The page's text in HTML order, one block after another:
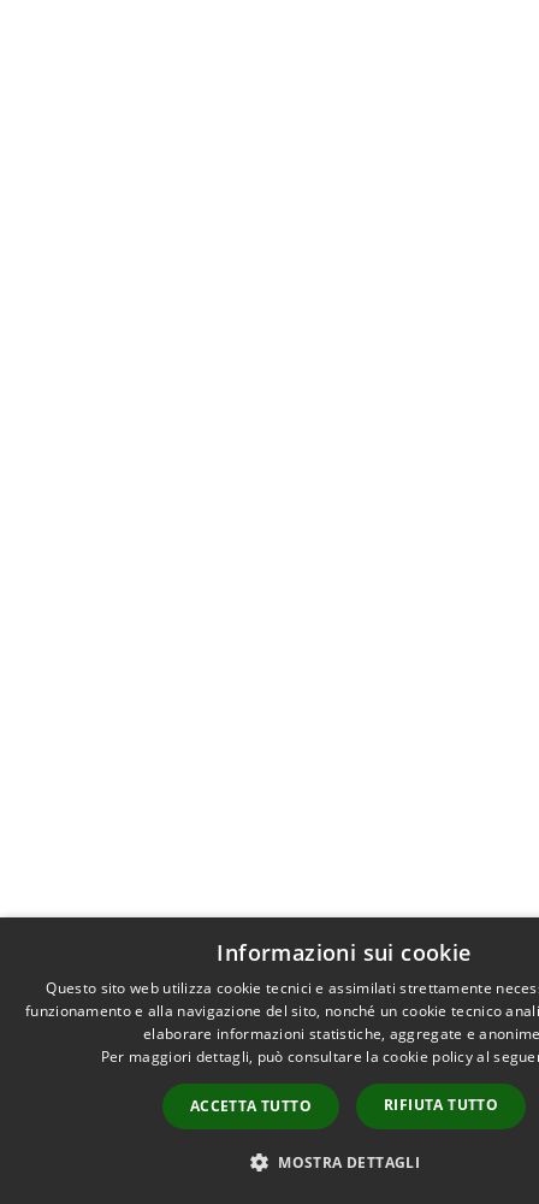
Informazioni sui cookie
Questo sito web utilizza cookie tecnici e assimilati strettamente
funzionamento e alla navigazione del sito, nonché un cookie tecnico
elaborare informazioni statistiche, aggregate e
Per maggiori dettagli, può consultare la cookie policy al
ACCETTA TUTTO RIFIUTA TUTTO
MOSTRA DETTAGLI